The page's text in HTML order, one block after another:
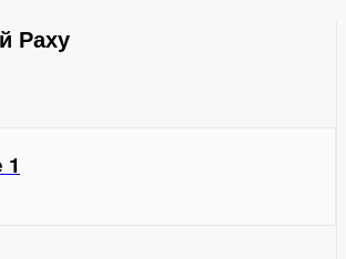
Раху